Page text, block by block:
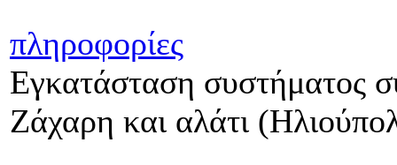
πληροφορίες
Εγκατάσταση συστήματος
Ζάχαρη και αλάτι